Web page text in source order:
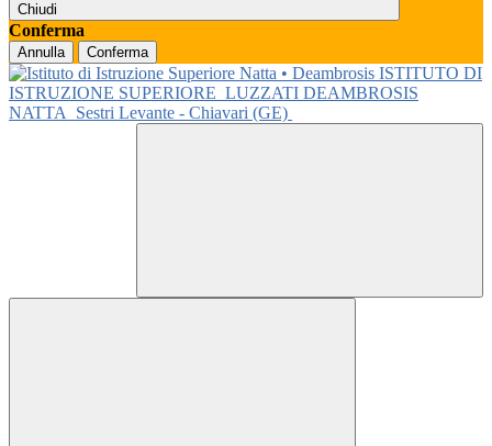
Chiudi
Conferma
Annulla Conferma
ISTITUTO DI
ISTRUZIONE SUPERIORE LUZZATI DEAMBROSIS
NATTA
Sestri Levante - Chiavari (GE)